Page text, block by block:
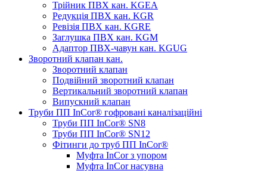
Трійник ПВХ кан. KGEA
Редукція ПВХ кан. KGR
Ревізія ПВХ кан. KGRE
Заглушка ПВХ кан. KGM
Адаптор ПВХ-чавун кан. KGUG
Зворотний клапан кан.
Зворотний клапан
Подвійний зворотний клапан
Вертикальний зворотний клапан
Випускний клапан
Труби ПП InCor® гофровані каналізаційні
Труби ПП InCor® SN8
Труби ПП InCor® SN12
Фітинги до труб ПП InCor®
Муфта InCor з упором
Муфта InCor насувна